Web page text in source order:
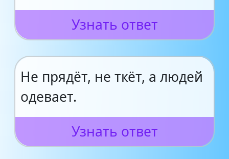
Узнать ответ
Не прядёт, не ткёт, а людей
одевает.
Узнать ответ